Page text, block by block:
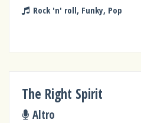
Rock 'n' roll, Funky, Pop
The Right Spirit
Altro